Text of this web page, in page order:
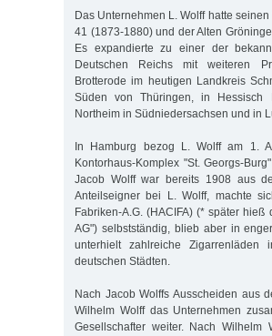
Das Unternehmen L. Wolff hatte
41 (1873-1880) und der Alten
Es expandierte zu einer der
Deutschen Reichs mit weiteren
Brotterode im heutigen Landkreis
Süden von Thüringen, in Hessisch
Northeim in Südniedersachsen und in
In Hamburg bezog L. Wolff am 1.
Kontorhaus-Komplex "St. Georgs-
Jacob Wolff war bereits 1908 aus
Anteilseigner bei L. Wolff, machte
Fabriken-A.G. (HACIFA) (* später
AG") selbstständig, blieb aber in
unterhielt zahlreiche
deutschen Städten.
Nach Jacob Wolffs Ausscheiden aus
Wilhelm Wolff das Unternehmen
Gesellschafter weiter. Nach Wilhelm